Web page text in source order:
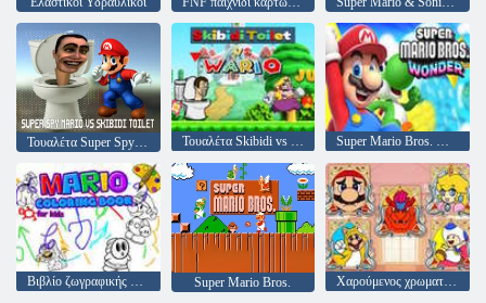
Τουαλέτα Super Spy Mario VS Skibidi Τουαλέτα Skibidi vs Wario Super Mario Bros. Wonder v. 2
Super Mario Bros.